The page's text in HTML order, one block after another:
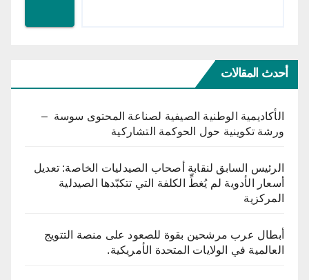
أحدث المقالات
الأكاديمية الوطنية الصيفية لصناعة المحتوى سوسة –
ورشة تكوينية حول الحوكمة التشاركية
الرئيس السابق لنقابة أصحاب الصيدليات الخاصة: تعديل
أسعار الأدوية لم يُغطِّ الكلفة التي تتكبّدها الصيدلية
المركزية
أبطال عرب مرشحين بقوة للصعود على منصة التتويج
العالمية في الولايات المتحدة الأمريكية.